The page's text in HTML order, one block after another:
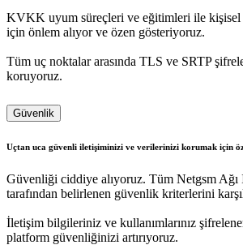
KVKK uyum süreçleri ve eğitimleri ile
için önlem alıyor ve özen gösteriyoruz.
Tüm uç noktalar arasında TLS ve SRTP
koruyoruz.
Güvenlik
Uçtan uca güvenli iletişiminizi ve verilerinizi korumak için
Güvenliği ciddiye alıyoruz. Tüm Netgsm Ağı
tarafından belirlenen güvenlik kriterlerini
İletişim bilgileriniz ve kullanımlarınız
platform güvenliğinizi artırıyoruz.